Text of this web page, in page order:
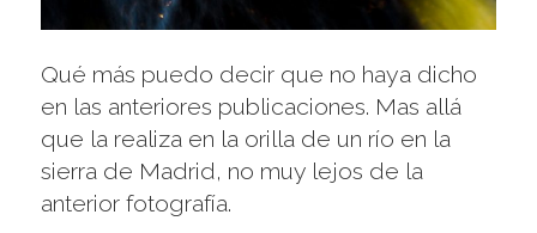
Qué más puedo decir que no haya dicho
en las anteriores publicaciones. Mas allá
que la realiza en la orilla de un río en la
sierra de Madrid, no muy lejos de la
anterior fotografía.